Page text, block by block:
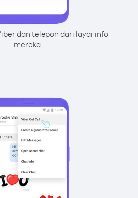
dan telepon dari layar info
mereka